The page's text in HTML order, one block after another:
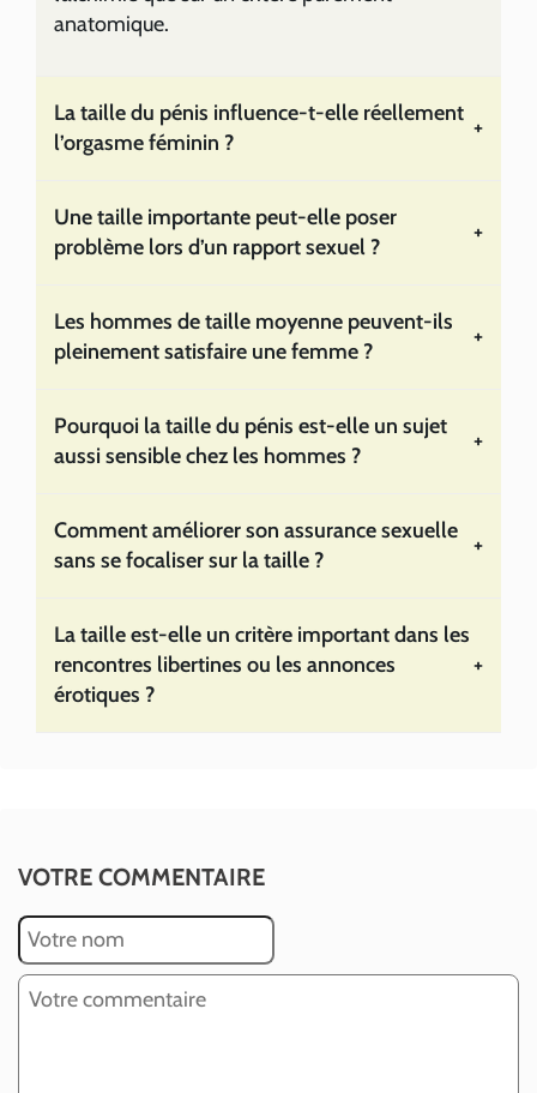
anatomique.
La taille du pénis influence-t-elle réellement
l’orgasme féminin ?
+
Une taille importante peut-elle poser
problème lors d’un rapport sexuel ?
+
Les hommes de taille moyenne peuvent-ils
pleinement satisfaire une femme ?
+
Pourquoi la taille du pénis est-elle un sujet
aussi sensible chez les hommes ?
+
Comment améliorer son assurance sexuelle
sans se focaliser sur la taille ?
+
La taille est-elle un critère important dans les
rencontres libertines ou les annonces
érotiques ?
+
VOTRE COMMENTAIRE